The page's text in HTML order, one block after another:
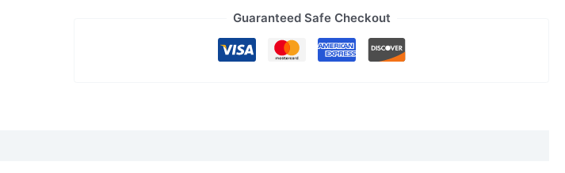
Guaranteed Safe Checkout